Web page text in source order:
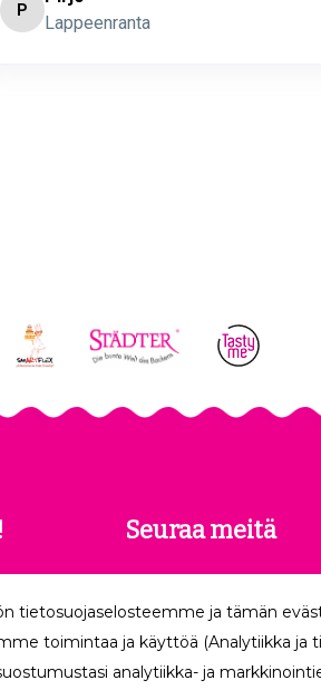
P
Lappeenranta
Tilaa
Seuraa meitä
tietosuojaselosteemme ja tämän
toimintaa ja käyttöä (Analytiikka ja
analytiikka- ja